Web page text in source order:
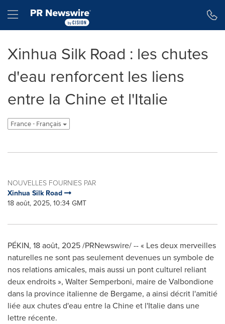
Hamburger menu
Xinhua Silk Road : les chutes
d'eau renforcent les liens
entre la Chine et l'Italie
France - Français
NOUVELLES FOURNIES PAR
Xinhua Silk Road
18 août, 2025, 10:34 GMT
PÉKIN, 18 août, 2025/PRNewswire/ -- « Les deux merveilles
naturelles ne sont pas seulement devenues un symbole de
nos relations amicales, mais aussi un pont culturel reliant
deux endroits », Walter Semperboni, maire de Valbondione
dans la province italienne de Bergame, a ainsi décrit l'amitié
liée aux chutes d'eau entre la Chine et l'Italie dans une
lettre récente.